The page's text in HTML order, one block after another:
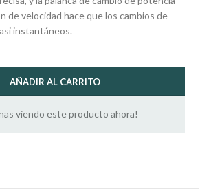
de velocidad hace que los cambios de
instantáneos.
AÑADIR AL CARRITO
viendo este producto ahora!